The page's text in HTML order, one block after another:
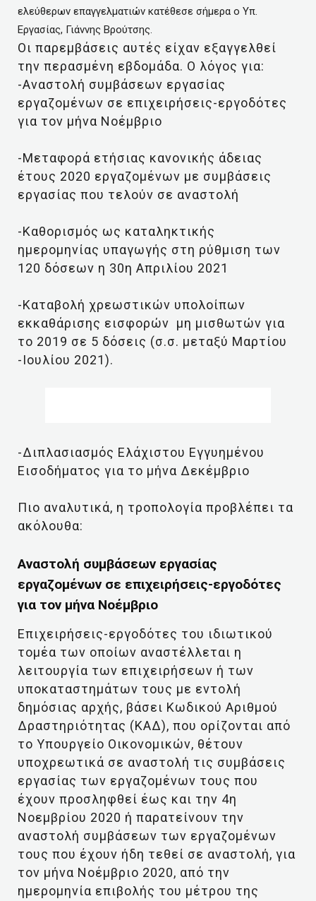
ελεύθερων επαγγελματιών κατέθεσε σήμερα ο Υπ.
Εργασίας, Γιάννης Βρούτσης.
Οι παρεμβάσεις αυτές είχαν εξαγγελθεί
την περασμένη εβδομάδα. Ο λόγος για:
-Αναστολή συμβάσεων εργασίας
εργαζομένων σε επιχειρήσεις-εργοδότες
για τον μήνα Νοέμβριο
-Μεταφορά ετήσιας κανονικής άδειας
έτους 2020 εργαζομένων με συμβάσεις
εργασίας που τελούν σε αναστολή
-Καθορισμός ως καταληκτικής
ημερομηνίας υπαγωγής στη ρύθμιση των
120 δόσεων η 30η Απριλίου 2021
-Καταβολή χρεωστικών υπολοίπων
εκκαθάρισης εισφορών μη μισθωτών για
το 2019 σε 5 δόσεις (σ.σ. μεταξύ Μαρτίου
-Ιουλίου 2021).
-Διπλασιασμός Ελάχιστου Εγγυημένου
Εισοδήματος για το μήνα Δεκέμβριο
Πιο αναλυτικά, η τροπολογία προβλέπει τα
ακόλουθα:
Αναστολή συμβάσεων εργασίας
εργαζομένων σε επιχειρήσεις-εργοδότες
για τον μήνα Νοέμβριο
Επιχειρήσεις-εργοδότες του ιδιωτικού
τομέα των οποίων αναστέλλεται η
λειτουργία των επιχειρήσεων ή των
υποκαταστημάτων τους με εντολή
δημόσιας αρχής, βάσει Κωδικού Αριθμού
Δραστηριότητας (ΚΑΔ), που ορίζονται από
το Υπουργείο Οικονομικών, θέτουν
υποχρεωτικά σε αναστολή τις συμβάσεις
εργασίας των εργαζομένων τους που
έχουν προσληφθεί έως και την 4η
Νοεμβρίου 2020 ή παρατείνουν την
αναστολή συμβάσεων των εργαζομένων
τους που έχουν ήδη τεθεί σε αναστολή, για
τον μήνα Νοέμβριο 2020, από την
ημερομηνία επιβολής του μέτρου της